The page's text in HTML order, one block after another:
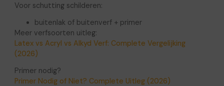
Voor schutting schilderen:
buitenlak of buitenverf + primer
Meer verfsoorten uitleg:
Latex vs Acryl vs Alkyd Verf: Complete Vergelijking
(2026)
Primer nodig?
Primer Nodig of Niet? Complete Uitleg (2026)